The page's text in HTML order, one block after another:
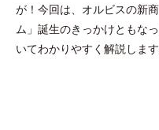
が！今回は、オルビスの
ム」誕生のきっかけともな
いてわかりやすく解説します